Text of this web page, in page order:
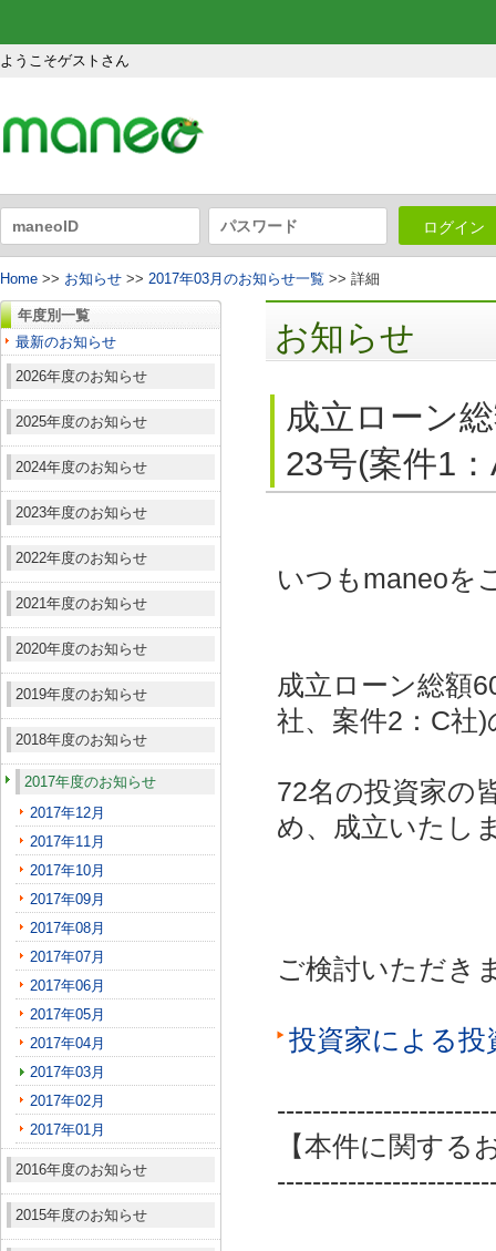
ようこそゲストさん
ログイン
Home >> お知らせ >> 2017年03月のお知らせ一覧 >> 詳細
年度別一覧
最新のお知らせ
2026年度のお知らせ
2025年度のお知らせ
2024年度のお知らせ
2023年度のお知らせ
2022年度のお知らせ
2021年度のお知らせ
2020年度のお知らせ
2019年度のお知らせ
2018年度のお知らせ
2017年度のお知らせ
2017年12月
2017年11月
2017年10月
2017年09月
2017年08月
2017年07月
2017年06月
2017年05月
2017年04月
2017年03月
2017年02月
2017年01月
2016年度のお知らせ
2015年度のお知らせ
お知らせ
成立ローン
23号(案件1
いつもmaneoを
成立ローン総額
社、案件2：C社)
72名の投資家の
め、成立いたし
ご検討いただき
投資家による
【本件に関する